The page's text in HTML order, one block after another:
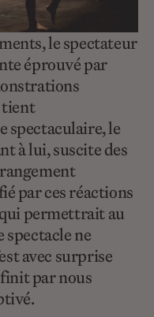
le spectateur
éprouvé par
tient
spectaculaire, le
à lui, suscite des
par ces réactions
permettrait au
spectacle ne
avec surprise
finit par nous